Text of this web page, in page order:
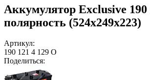
Аккумулятор Exclusive
полярность (524x249x223)
Артикул:
190 121 4 129 О
Поделиться: